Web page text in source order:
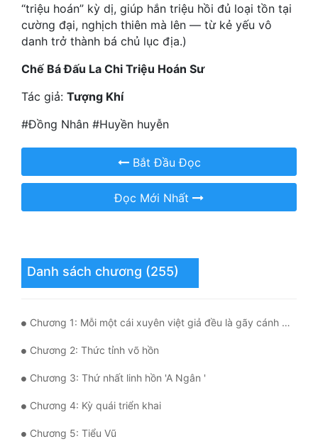
Hài Hước
Hệ Thống
Học Đường
Khoa Huyễn
Khoa Huyễn Không Gian
Linh Dị
“triệu hoán” kỳ dị, giúp hắn triệu hồi đủ loại tồn tại
cường đại, nghịch thiên mà lên — từ kẻ yếu vô
danh trở thành bá chủ lục địa.)
Chế Bá Đấu La Chi Triệu Hoán Sư
Tác giả: Tượng Khí
#Đồng Nhân #Huyền huyễn
Bắt Đầu Đọc
Đọc Mới Nhất
Danh sách chương (255)
Chương 1: Mỗi một cái xuyên việt giả đều là gãy cánh thiên sứ
Chương 2: Thức tỉnh võ hồn
Chương 3: Thứ nhất linh hồn 'A Ngân '
Chương 4: Kỳ quái triển khai
Chương 5: Tiểu Vũ